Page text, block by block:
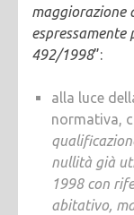
maggiorazione
espressamente
492/1998”:
alla luce
normativa,
nullità già
1998 con
abitativo,